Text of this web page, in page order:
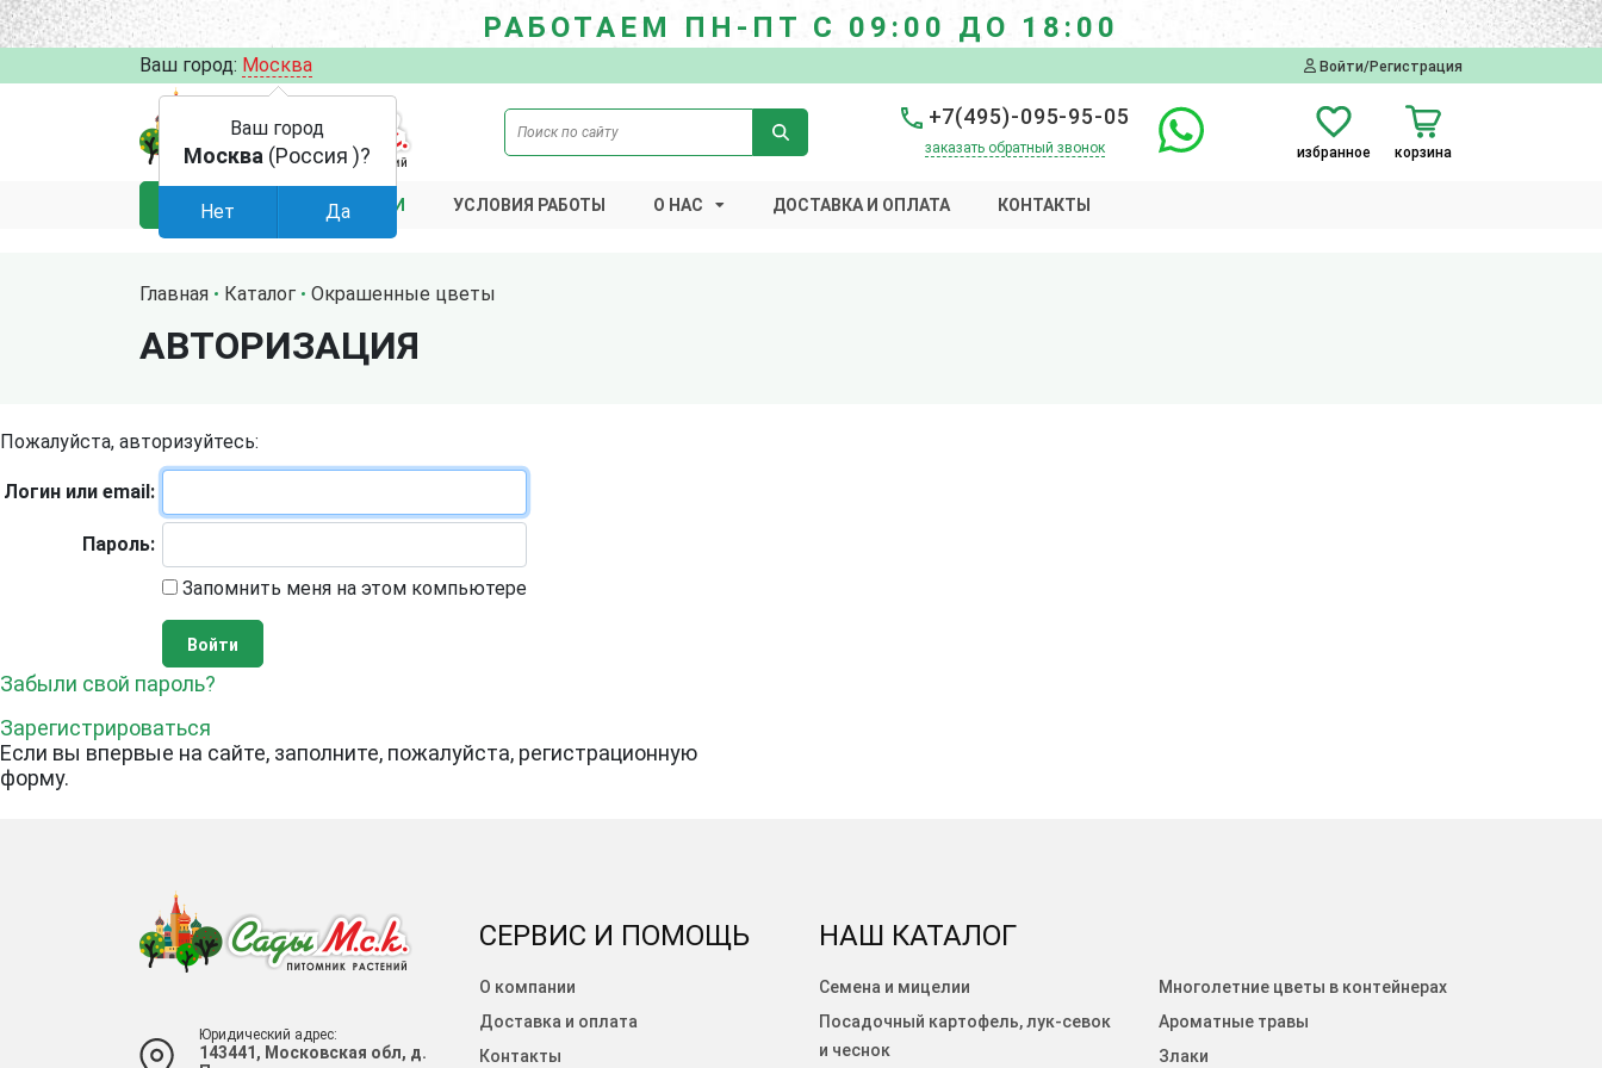
РАБОТАЕМ ПН-ПТ С 09:00 ДО 18:00
Ваш город: Москва Войти/Регистрация
+7(495)-095-95-05
заказать обратный звонок избранное корзина
КАТАЛОГ АКЦИИ УСЛОВИЯ РАБОТЫ О НАС ДОСТАВКА И ОПЛАТА КОНТАКТЫ
Главная Каталог Окрашенные цветы
АВТОРИЗАЦИЯ
Пожалуйста, авторизуйтесь:
Логин или email:
Пароль:
Запомнить меня на этом компьютере
Забыли свой пароль?
Зарегистрироваться
Если вы впервые на сайте, заполните, пожалуйста, регистрационную
форму.
Юридический адрес:
143441, Московская обл, д.
СЕРВИС И ПОМОЩЬ
О компании
Доставка и оплата
Контакты
НАШ КАТАЛОГ
Семена и мицелии
Посадочный картофель, лук-севок
и чеснок
Многолетние цветы в контейнерах
Ароматные травы
Злаки
Ваш город
Москва (Россия )?
Нет Да